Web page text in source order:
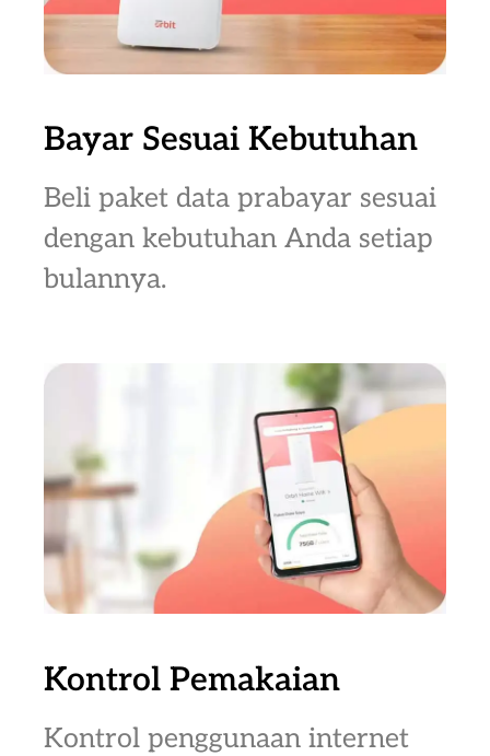
Bayar Sesuai Kebutuhan
Beli paket data prabayar sesuai
dengan kebutuhan Anda setiap
bulannya.
Kontrol Pemakaian
Kontrol penggunaan internet